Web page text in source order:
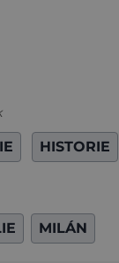
HISTORIE
MILÁN